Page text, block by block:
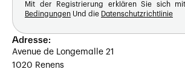
Mit der Registrierung erklären Sie sich
Bedingungen Und die Datenschutzrichtlinie
Adresse:
Avenue de Longemalle 21
1020 Renens